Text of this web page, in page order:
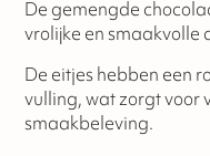
De gemengde
vrolijke en smaakvolle
De eitjes hebben een
vulling, wat zorgt voor
smaakbeleving.